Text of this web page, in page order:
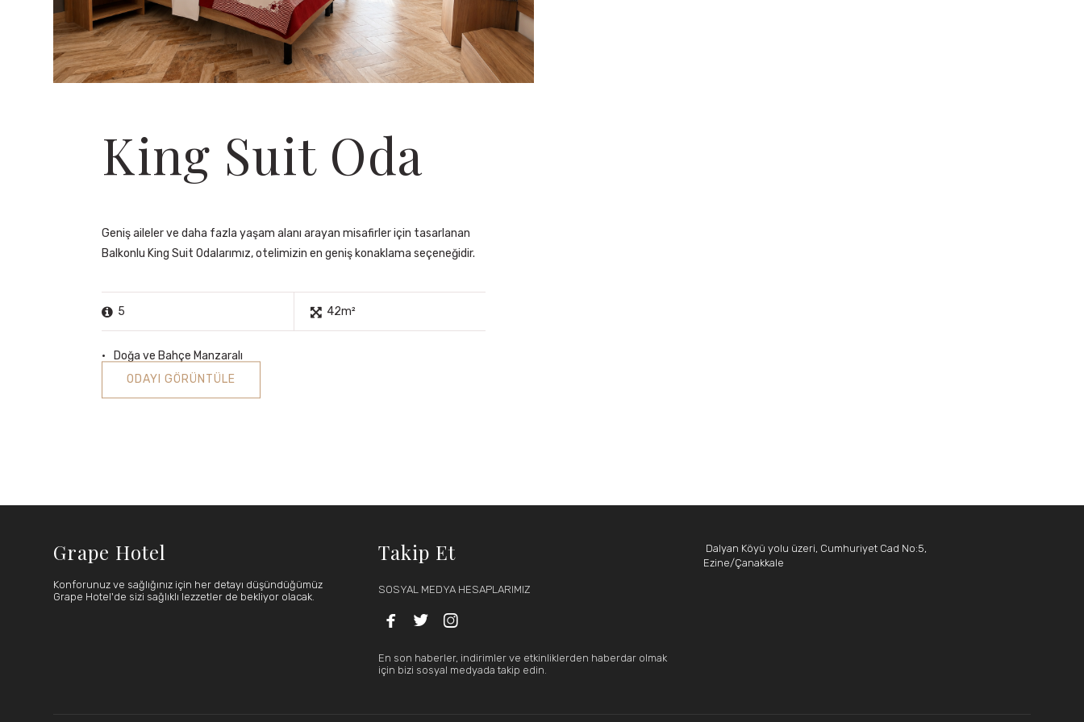
King Suit Oda
Geniş aileler ve daha fazla yaşam alanı arayan misafirler için tasarlanan
Balkonlu King Suit Odalarımız, otelimizin en geniş konaklama seçeneğidir.
5 42m²
Doğa ve Bahçe Manzaralı
ODAYI GÖRÜNTÜLE
Grape Hotel
Konforunuz ve sağlığınız için her detayı düşündüğümüz
Grape Hotel'de sizi sağlıklı lezzetler de bekliyor olacak.
Takip Et
SOSYAL MEDYA HESAPLARIMIZ
  
En son haberler, indirimler ve etkinliklerden haberdar olmak
için bizi sosyal medyada takip edin.
Dalyan Köyü yolu üzeri, Cumhuriyet Cad No:5,
Ezine/Çanakkale